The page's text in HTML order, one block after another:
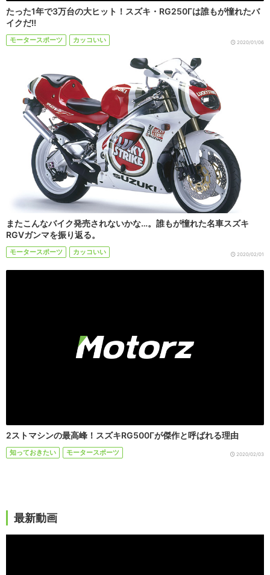
たった1年で3万台の大ヒット！スズキ・RG250Γは誰もが憧れたバ
イクだ!!
モータースポーツ カッコいい 2020/01/06
またこんなバイク発売されないかな…。誰もが憧れた名車スズキ
RGVガンマを振り返る。
モータースポーツ カッコいい 2020/02/01
2ストマシンの最高峰！スズキRG500Γが傑作と呼ばれる理由
知っておきたい モータースポーツ 2020/02/03
最新動画